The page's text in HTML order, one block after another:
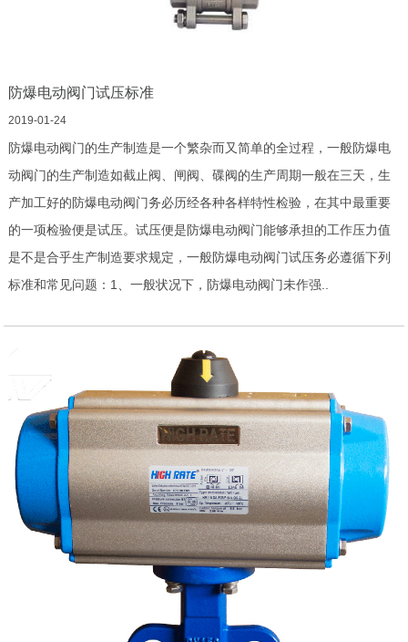
防爆电动阀门试压标准
2019-01-24
防爆电动阀门的生产制造是一个繁杂而又简单的全过程，一般防爆电
动阀门的生产制造如截止阀、闸阀、碟阀的生产周期一般在三天，生
产加工好的防爆电动阀门务必历经各种各样特性检验，在其中最重要
的一项检验便是试压。试压便是防爆电动阀门能够承担的工作压力值
是不是合乎生产制造要求规定，一般防爆电动阀门试压务必遵循下列
标准和常见问题：1、一般状况下，防爆电动阀门未作强..